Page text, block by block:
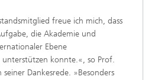
freue ich mich, dass
die Akademie und
Ebene
konnte.«, so Prof.
Dankesrede. »Besonders